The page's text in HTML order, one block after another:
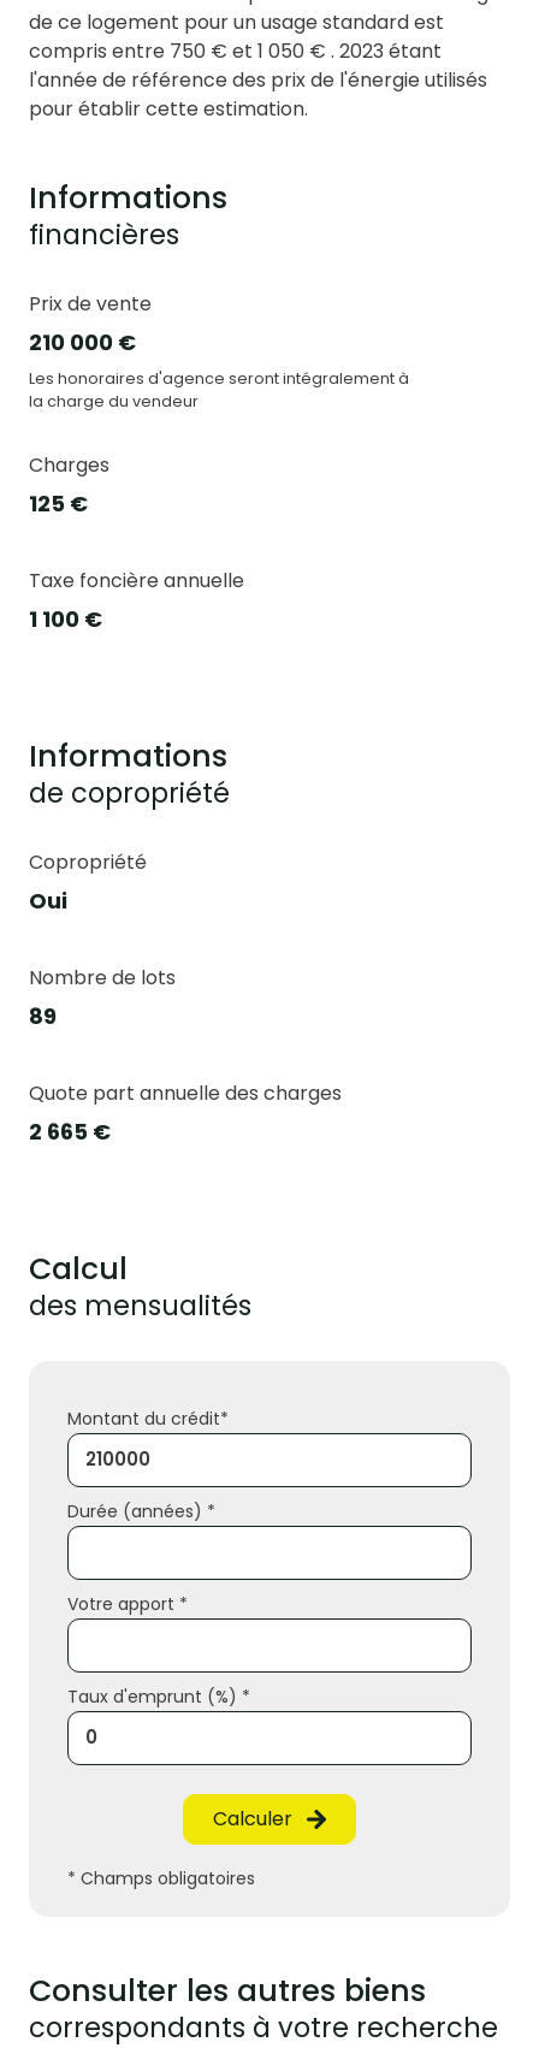
de ce logement pour un usage standard est
compris entre 750 € et 1 050 € . 2023 étant
l'année de référence des prix de l'énergie utilisés
pour établir cette estimation.
Informations
financières
Prix de vente
210 000 €
Les honoraires d'agence seront intégralement à
la charge du vendeur
Charges
125 €
Taxe foncière annuelle
1 100 €
Informations
de copropriété
Copropriété
Oui
Nombre de lots
89
Quote part annuelle des charges
2 665 €
Calcul
des mensualités
Montant du crédit*
Durée (années) *
Votre apport *
Taux d'emprunt (%) *
Calculer
* Champs obligatoires
Consulter les autres biens
correspondants à votre recherche